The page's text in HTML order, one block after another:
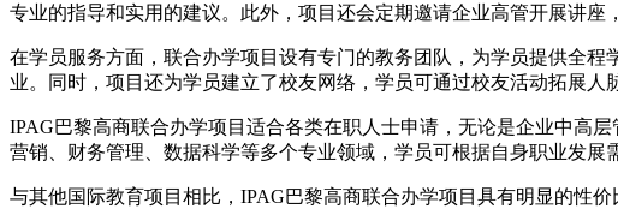
专业的指导和实用的建议。此外，项目还会定期邀请企业高管开展讲座
在学员服务方面，联合办学项目设有专门的教务团队，为学员提供全
业。同时，项目还为学员建立了校友网络，学员可通过校友活动拓展人
IPAG巴黎高商联合办学项目适合各类在职人士申请，无论是企业中高
营销、财务管理、数据科学等多个专业领域，学员可根据自身职业发展
与其他国际教育项目相比，IPAG巴黎高商联合办学项目具有明显的性